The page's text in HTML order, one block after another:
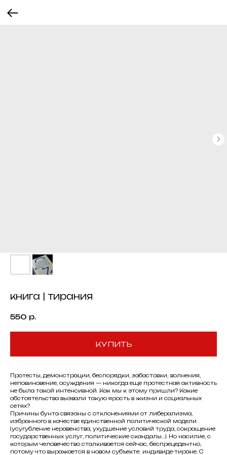
книга | тирания
550 р.
КУПИТЬ
Протесты, демонстрации, беспорядки, забастовки; волнения,
неповиновение, осуждения — никогда еще протестная активность
не была такой интенсивной. Как мы к этому пришли? Какие
обстоятельства вызвали такую ярость в жизни и социальных
сетях?
Причины бунта связаны с отклонениями от либерализма,
избранного в качестве единственной политической модели
(усугубление неравенства, ухудшение условий труда, сокращение
государственных услуг, политические скандалы...). Но насилие, с
которым человечество сталкивается сейчас, беспрецедентно,
потому что выражается в новом субъекте: индивиде-тиране. С